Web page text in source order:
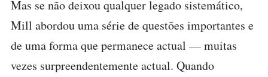
Mas se não deixou qualquer legado sistemático,
Mill abordou uma série de questões importantes e
de uma forma que permanece actual — muitas
vezes surpreendentemente actual. Quando